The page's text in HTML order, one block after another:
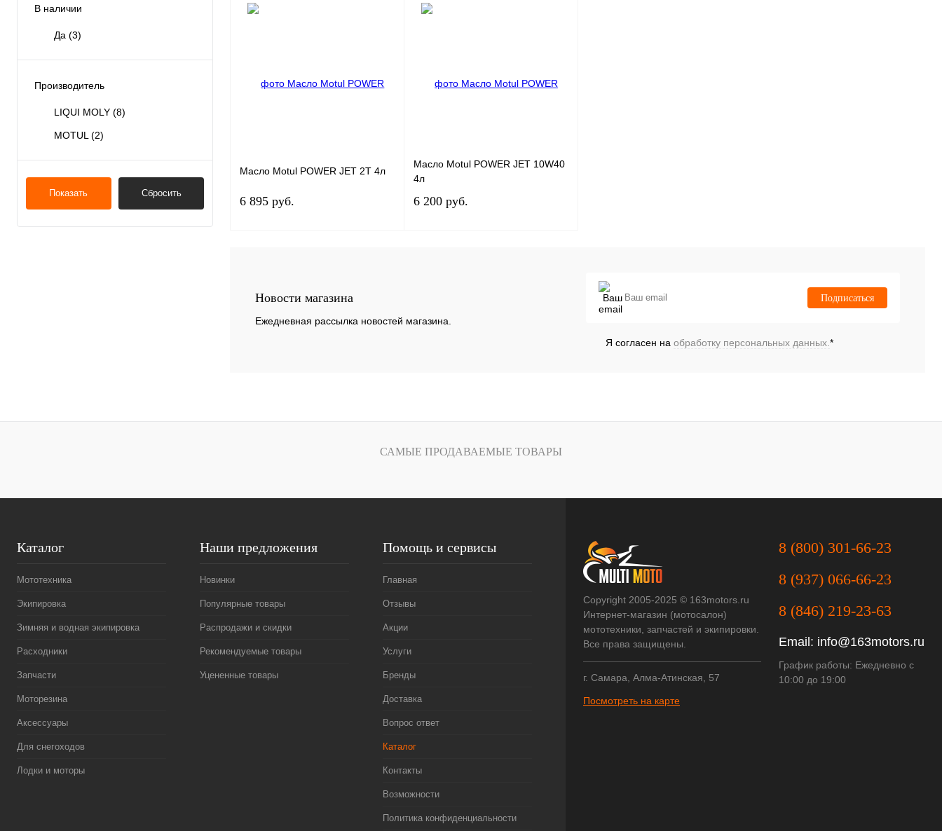
В наличии
Да (3)
Производитель
LIQUI MOLY (8)
MOTUL (2)
Показать Сбросить
Масло Motul POWER JET 2T 4л
6 895 руб.
Купить в 1 клик К сравнению
В избранное Под заказ
Масло Motul POWER JET 10W40
4л
6 200 руб.
В избранное
Новости магазина
Ежедневная рассылка новостей магазина.
Подписаться
Я согласен на обработку персональных данных. *
САМЫЕ ПРОДАВАЕМЫЕ ТОВАРЫ
Каталог
Мототехника
Экипировка
Зимняя и водная экипировка
Расходники
Запчасти
Моторезина
Аксессуары
Для снегоходов
Лодки и моторы
Наши предложения
Новинки
Популярные товары
Распродажи и скидки
Рекомендуемые товары
Уцененные товары
Помощь и сервисы
Главная
Отзывы
Акции
Услуги
Бренды
Доставка
Вопрос ответ
Каталог
Контакты
Возможности
Политика конфиденциальности
Copyright 2005-2025 © 163motors.ru
Интернет-магазин (мотосалон)
мототехники, запчастей и экипировки.
Все права защищены.
г. Самара, Алма-Атинская, 57
Посмотреть на карте
8 (800) 301-66-23
8 (937) 066-66-23
8 (846) 219-23-63
Email: info@163motors.ru
График работы: Ежедневно с
10:00 до 19:00